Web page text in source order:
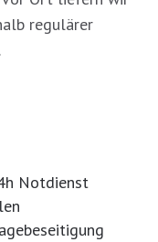
regulärer
Notdienst